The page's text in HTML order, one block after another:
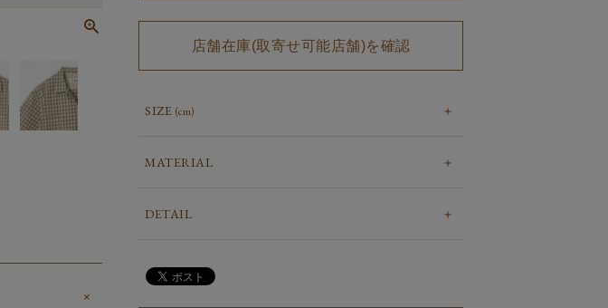
店舗在庫(取寄せ可能店舗)を確認
SIZE (cm)
MATERIAL
DETAIL